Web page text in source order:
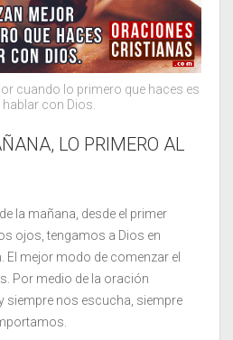
cuando lo primero que haces es
con Dios.
LO PRIMERO AL
la mañana, desde el primer
ojos, tengamos a Dios en
El mejor modo de comenzar el
Por medio de la oración
siempre nos escucha, siempre